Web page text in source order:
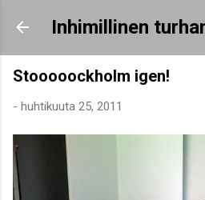
Siirry
Inhimillinen
Stooooockholm igen!
- huhtikuuta 25, 2011